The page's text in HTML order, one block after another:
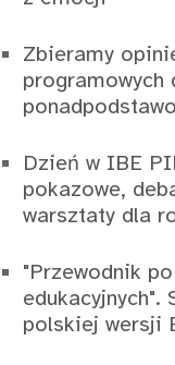
Zbieramy
programowych
Dzień w IBE
pokazowe,
warsztaty dla
"Przewodnik
edukacyjnych".
polskiej wersji